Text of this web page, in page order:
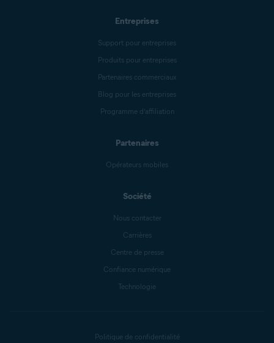
Entreprises
Support pour entreprises
Produits pour entreprises
Partenaires commerciaux
Blog pour les entreprises
Programme d’affiliation
Partenaires
Opérateurs mobiles
Société
Nous contacter
Carrières
Centre de presse
Confiance numérique
Technologie
Politique de confidentialité